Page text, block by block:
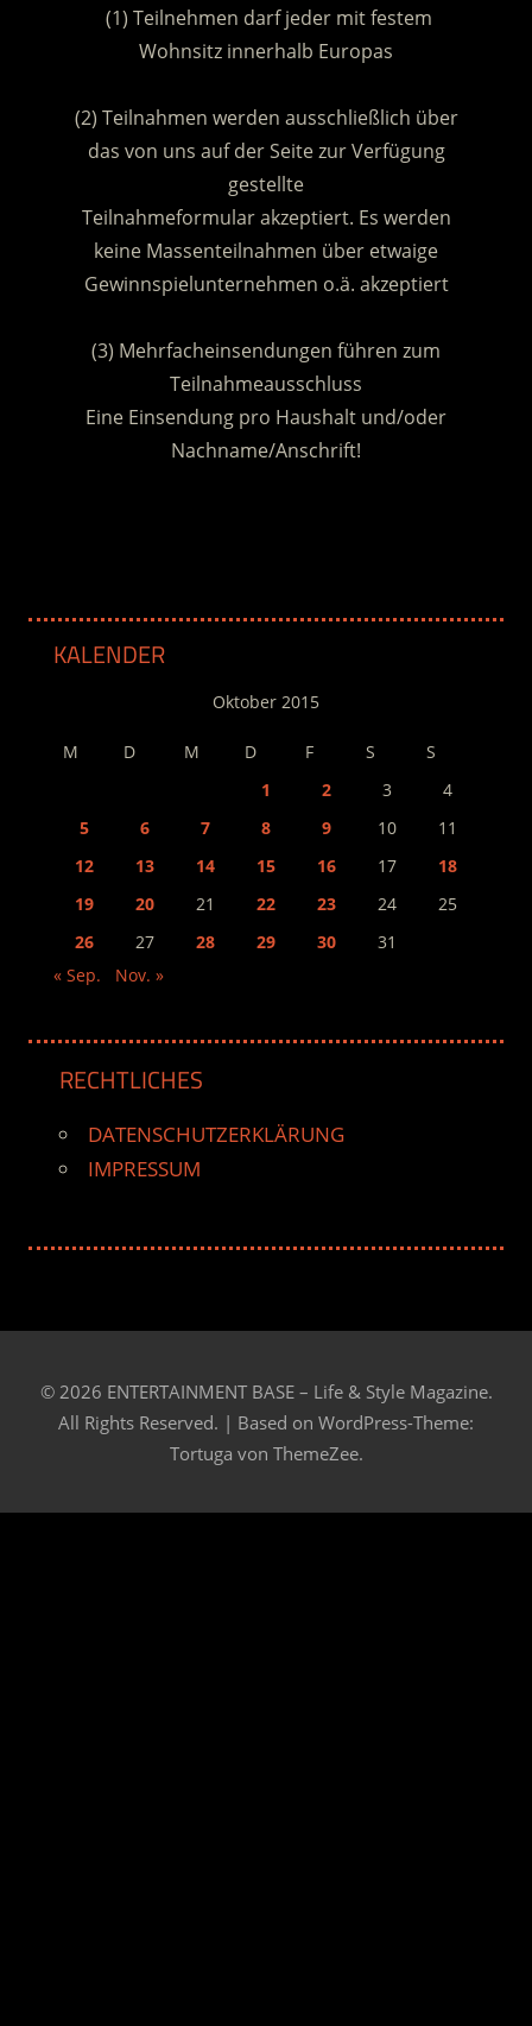
(1) Teilnehmen darf jeder mit festem
Wohnsitz innerhalb Europas
(2) Teilnahmen werden ausschließlich über
das von uns auf der Seite zur Verfügung
gestellte
Teilnahmeformular akzeptiert. Es werden
keine Massenteilnahmen über etwaige
Gewinnspielunternehmen o.ä. akzeptiert
(3) Mehrfacheinsendungen führen zum
Teilnahmeausschluss
Eine Einsendung pro Haushalt und/oder
Nachname/Anschrift!
KALENDER
Oktober 2015
M D M D F S
S
1
2 3
4
5
6 7 8 9 10
11
12
13 14 15 16 17
18
19
20 21 22 23 24
25
26
27 28 29 30
31
« Sep.
Nov. »
RECHTLICHES
DATENSCHUTZERKLÄRUNG
IMPRESSUM
© 2026 ENTERTAINMENT BASE – Life & Style Magazine.
All Rights Reserved. | Based on WordPress-Theme:
Tortuga von ThemeZee.